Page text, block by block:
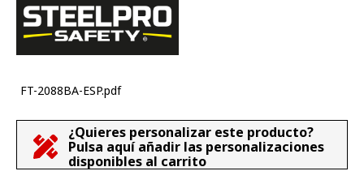
FT-2088BA-ESP.pdf
¿Quieres personalizar este producto?
Pulsa aquí añadir las personalizaciones
disponibles al carrito